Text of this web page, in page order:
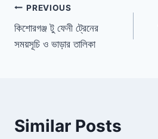
Post
navigation
PREVIOUS
কিশোরগঞ্জ টু ফেনী ট্রেনের
সময়সূচি ও ভাড়ার তালিকা
Similar Posts